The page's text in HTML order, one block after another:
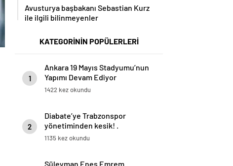
Avusturya başbakanı Sebastian Kurz
ile ilgili bilinmeyenler
KATEGORİNİN POPÜLERLERİ
1
Ankara 19 Mayıs Stadyumu’nun
Yapımı Devam Ediyor
1422 kez okundu
2
Diabate’ye Trabzonspor
yönetiminden kesik! .
1135 kez okundu
Süleyman Enes Emrem